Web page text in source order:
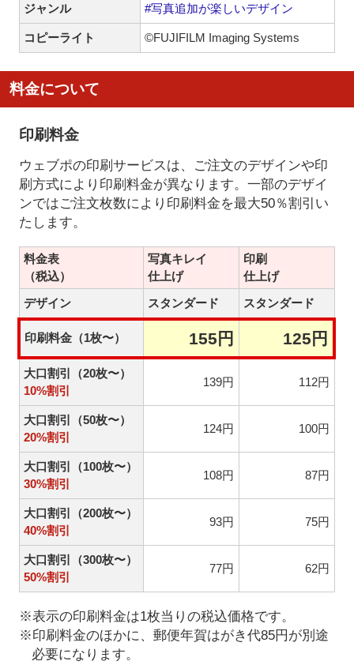
ジャンル #写真追加が楽しいデザイン
コピーライト ©FUJIFILM Imaging Systems
料金について
印刷料金
ウェブポの印刷サービスは、ご注文のデザインや印
刷方式により印刷料金が異なります。一部のデザイ
ンではご注文枚数により印刷料金を最大50％割引い
たします。
料金表
（税込）
写真キレイ
仕上げ
印刷
仕上げ
デザイン
スタンダード スタンダード
印刷料金（1枚〜） 155円 125円
大口割引（20枚〜）
10%割引
139円 112円
大口割引（50枚〜）
20%割引
124円 100円
大口割引（100枚〜）
30%割引
108円 87円
大口割引（200枚〜）
40%割引
93円 75円
大口割引（300枚〜）
50%割引
77円 62円
※表示の印刷料金は1枚当りの税込価格です。
※印刷料金のほかに、郵便年賀はがき代85円が別途
必要になります。